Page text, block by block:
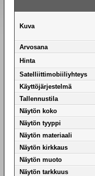
Kuva
Arvosana
Hinta
Satelliittimobiiliyhteys
Käyttöjärjestelmä
Tallennustila
Näytön koko
Näytön tyyppi
Näytön materiaali
Näytön kirkkaus
Näytön muoto
Näytön tarkkuus